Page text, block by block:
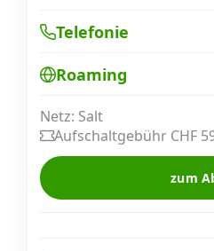
Handy-Abo
wechseln
Internet, TV, Telefon
Telefonie
Roaming
Netz: Salt
Aufschaltgebühr CHF
zum